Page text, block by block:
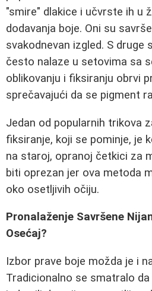
"smire" dlakice i učvrste ih u
dodavanja boje. Oni su
svakodnevan izgled. S druge
često nalaze u setovima sa
oblikovanju i fiksiranju obrvi
sprečavajući da se pigment
Jedan od popularnih trikova
fiksiranje, koji se pominje, je
na staroj, opranoj četkici za
biti oprezan jer ova metoda
oko osetljivih očiju.
Pronalaženje Savršene
Osećaj?
Izbor prave boje možda je i
Tradicionalno se smatralo